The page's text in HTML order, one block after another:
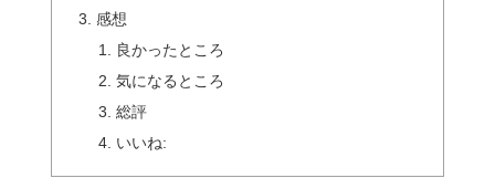
感想
良かったところ
気になるところ
総評
いいね: